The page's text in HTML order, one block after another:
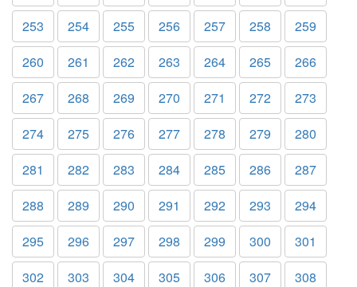
253
254 255 256 257 258
259
260
261 262 263 264 265
266
267
268 269 270 271 272
273
274
275 276 277 278 279
280
281
282 283 284 285 286
287
288
289 290 291 292 293
294
295
296 297 298 299 300
301
302
303 304 305 306 307
308